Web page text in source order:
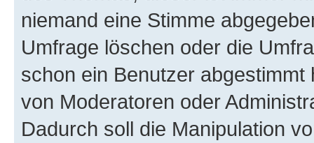
niemand eine Stimme
Umfrage löschen oder die
schon ein Benutzer
von Moderatoren oder
Dadurch soll die Manipulation